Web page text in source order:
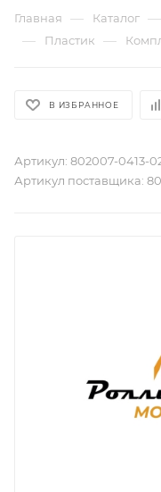
Главная — Каталог —
— Пластик —
В ИЗБРАННОЕ
Артикул: 802007-0413-
Артикул поставщика: